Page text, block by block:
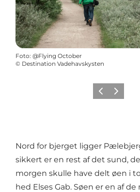
Foto: @Flying October
© Destination Vadehavskysten
ForrigeNæste
Nord for bjerget ligger
sikkert er en rest af det sund,
morgen skulle have delt øen i
hed Elses Gab. Søen er en af